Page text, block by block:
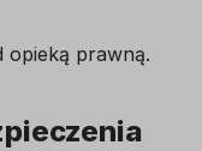
opieką prawną.